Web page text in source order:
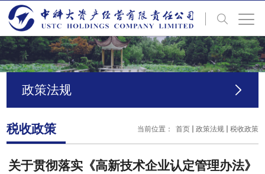
政策法规
税收政策 当前位置： 首页 政策法规 税收政策
关于贯彻落实《高新技术企业认定管理办法》